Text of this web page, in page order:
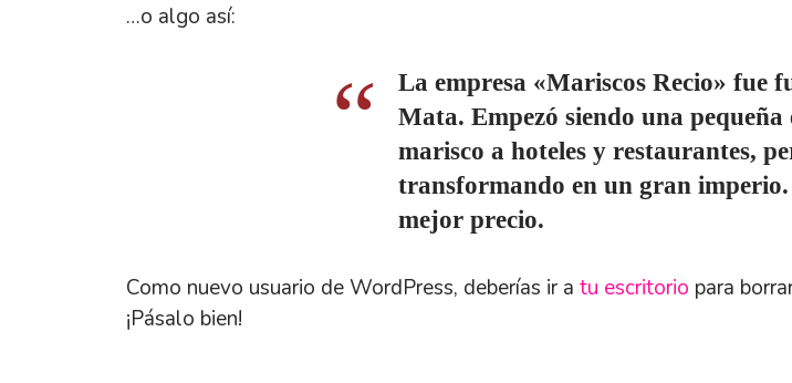
…o algo así:
La empresa «Mariscos Recio» fue
Mata. Empezó siendo una
marisco a hoteles y restaurantes,
transformando en un gran
mejor precio.
Como nuevo usuario de WordPress, deberías ir a tu escritorio para
¡Pásalo bien!